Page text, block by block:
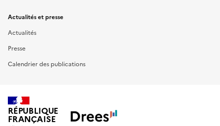
Actualités et presse
Actualités
Presse
Calendrier des publications
RÉPUBLIQUE
FRANÇAISE